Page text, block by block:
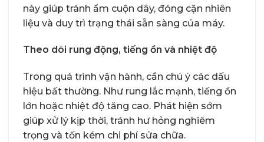
này giúp tránh ẩm cuộn dây, đóng cặn nhiên
liệu và duy trì trạng thái sẵn sàng của máy.
Theo dõi rung động, tiếng ồn và nhiệt độ
Trong quá trình vận hành, cần chú ý các dấu
hiệu bất thường. Như rung lắc mạnh, tiếng ồn
lớn hoặc nhiệt độ tăng cao. Phát hiện sớm
giúp xử lý kịp thời, tránh hư hỏng nghiêm
trọng và tốn kém chi phí sửa chữa.